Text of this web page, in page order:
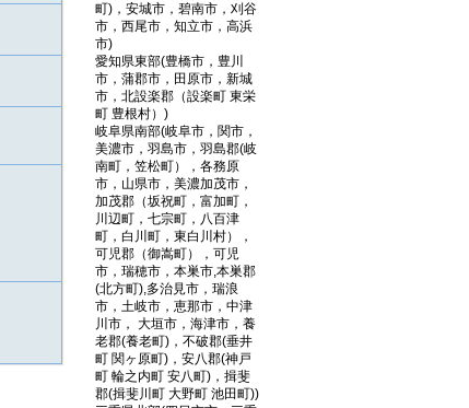
町)，安城市，碧南市，刈谷
市，西尾市，知立市，高浜
市)
愛知県東部(豊橋市，豊川
市，蒲郡市，田原市，新城
市，北設楽郡（設楽町 東栄
町 豊根村）)
岐阜県南部(岐阜市，関市，
美濃市，羽島市，羽島郡(岐
南町，笠松町），各務原
市，山県市，美濃加茂市，
加茂郡（坂祝町，富加町，
川辺町，七宗町，八百津
町，白川町，東白川村），
可児郡（御嵩町），可児
市，瑞穂市，本巣市,本巣郡
(北方町),多治見市，瑞浪
市，土岐市，恵那市，中津
川市， 大垣市，海津市，養
老郡(養老町)，不破郡(垂井
町 関ヶ原町)，安八郡(神戸
町 輪之内町 安八町)，揖斐
郡(揖斐川町 大野町 池田町))